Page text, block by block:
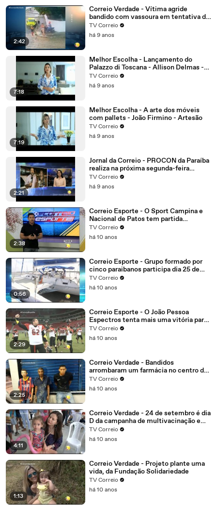
2:42
Correio Verdade - Vítima agride
bandido com vassoura em tentativa de
assalto no bairro dos Estados
TV Correio
há 9 anos
7:18
Melhor Escolha - Lançamento do
Palazzo di Toscana - Allison Delmas -
Sócio diretor
TV Correio
há 9 anos
7:19
Melhor Escolha - A arte dos móveis
com pallets - João Firmino - Artesão
TV Correio
há 9 anos
2:21
Jornal da Correio - PROCON da Paraíba
realiza na próxima segunda-feira
mutirão online para negociação de
dívidas
TV Correio
há 9 anos
2:38
Correio Esporte - O Sport Campina e
Nacional de Patos tem partida
importante.
TV Correio
há 10 anos
0:56
Correio Esporte - Grupo formado por
cinco paraibanos participa dia 25 de
setembro da edição 2016 da regata
refeno, considerada uma das maiores
TV Correio
há 10 anos
2:29
Correio Esporte - O João Pessoa
Espectros tenta mais uma vitória para
garantir vantagem
TV Correio
há 10 anos
2:25
Correio Verdade - Bandidos
arrombaram um farmácia no centro de
Campina Grande, o alarme disparou
eles não tiveram tempo de correr e
TV Correio
há 10 anos
4:11
Correio Verdade - 24 de setembro é dia
D da campanha de multivacinação em
João Pessoa
TV Correio
há 10 anos
1:13
Correio Verdade - Projeto plante uma
vida, da Fundação Solidariedade
TV Correio
há 10 anos